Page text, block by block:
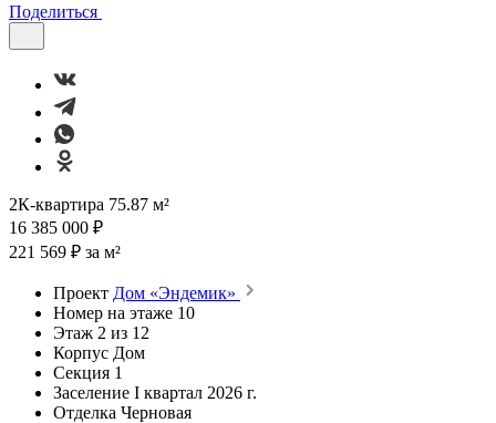
Поделиться
2К-квартира 75.87 м²
16 385 000 ₽
221 569 ₽ за м²
Проект Дом «Эндемик»
Номер на этаже 10
Этаж 2 из 12
Корпус Дом
Секция 1
Заселение I квартал 2026 г.
Отделка Черновая